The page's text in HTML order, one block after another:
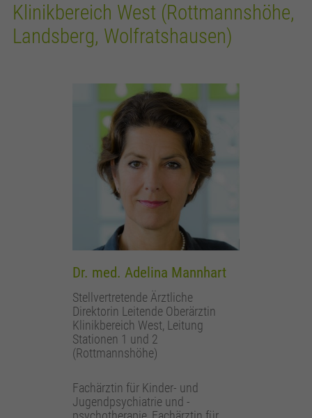
Klinikbereich West (Rottmannshöhe,
Landsberg, Wolfratshausen)
Dr. med. Adelina Mannhart
Stellvertretende Ärztliche
Direktorin Leitende Oberärztin
Klinikbereich West, Leitung
Stationen 1 und 2
(Rottmannshöhe)
Fachärztin für Kinder- und
Jugendpsychiatrie und -